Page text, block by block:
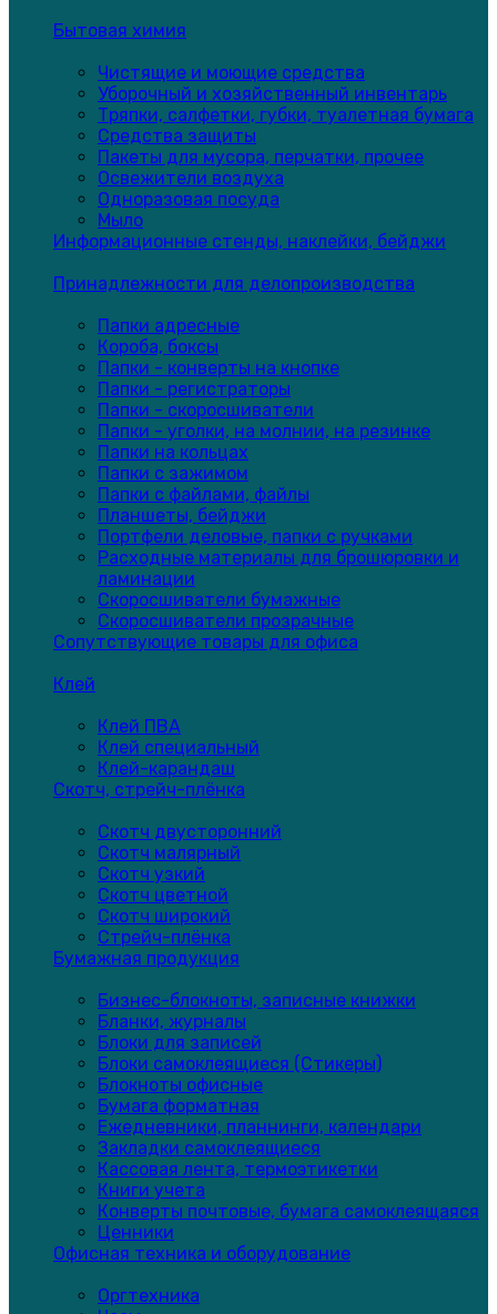
Бытовая химия
Чистящие и моющие средства
Уборочный и хозяйственный инвентарь
Тряпки, салфетки, губки, туалетная бумага
Средства защиты
Пакеты для мусора, перчатки, прочее
Освежители воздуха
Одноразовая посуда
Мыло
Информационные стенды, наклейки, бейджи
Принадлежности для делопроизводства
Папки адресные
Короба, боксы
Папки - конверты на кнопке
Папки - регистраторы
Папки - скоросшиватели
Папки - уголки, на молнии, на резинке
Папки на кольцах
Папки с зажимом
Папки с файлами, файлы
Планшеты, бейджи
Портфели деловые, папки с ручками
Расходные материалы для брошюровки и
ламинации
Скоросшиватели бумажные
Скоросшиватели прозрачные
Сопутствующие товары для офиса
Клей
Клей ПВА
Клей специальный
Клей-карандаш
Скотч, стрейч-плёнка
Скотч двусторонний
Скотч малярный
Скотч узкий
Скотч цветной
Скотч широкий
Стрейч-плёнка
Бумажная продукция
Бизнес-блокноты, записные книжки
Бланки, журналы
Блоки для записей
Блоки самоклеящиеся (Стикеры)
Блокноты офисные
Бумага форматная
Ежедневники, планнинги, календари
Закладки самоклеящиеся
Кассовая лента, термоэтикетки
Книги учета
Конверты почтовые, бумага самоклеящаяся
Ценники
Офисная техника и оборудование
Оргтехника